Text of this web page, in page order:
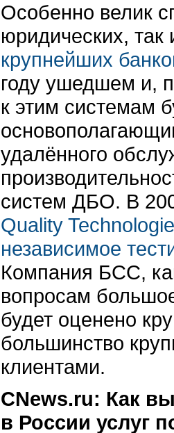
Особенно велик
юридических,
крупнейших
году ушедшем и,
к этим системам
удалённого
систем ДБО. В
Quality
независимое
Компания БСС,
вопросам
будет оценено
большинство
клиентами.
CNews.ru: Как
в России услуг